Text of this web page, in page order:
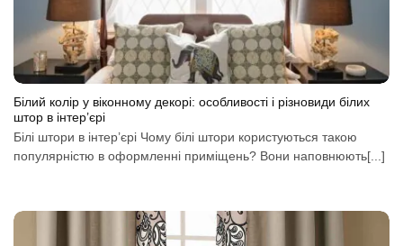
Білий колір у віконному декорі: особливості і різновиди білих
штор в інтер’єрі
Білі штори в інтер’єрі Чому білі штори користуються такою
популярністю в оформленні приміщень? Вони наповнюють[...]